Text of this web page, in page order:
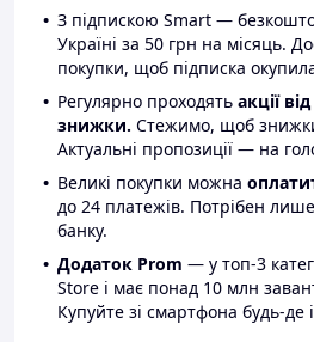
З підпискою Smart —
Україні за 50 грн на місяць.
покупки, щоб підписка
Регулярно проходять акції
знижки. Стежимо, щоб
Актуальні пропозиції — на
Великі покупки можна
до 24 платежів. Потрібен
банку.
Додаток Prom — у топ-3
Store і має понад 10 млн
Купуйте зі смартфона будь-де